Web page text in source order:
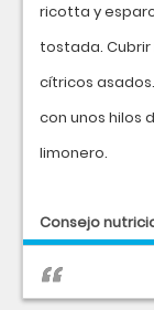
ricotta y
tostada.
cítricos
con unos hilos
limonero.
Consejo